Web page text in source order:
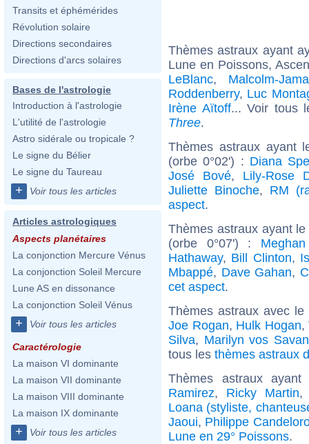
Transits et éphémérides
Révolution solaire
Directions secondaires
Directions d'arcs solaires
Bases de l'astrologie
Introduction à l'astrologie
L'utilité de l'astrologie
Astro sidérale ou tropicale ?
Le signe du Bélier
Le signe du Taureau
+ Voir tous les articles
Articles astrologiques
Aspects planétaires
La conjonction Mercure Vénus
La conjonction Soleil Mercure
Lune AS en dissonance
La conjonction Soleil Vénus
+ Voir tous les articles
Caractérologie
La maison VI dominante
La maison VII dominante
La maison VIII dominante
La maison IX dominante
+ Voir tous les articles
Thèmes astraux ayant
Lune en Poissons,
LeBlanc, Malcolm-
Roddenberry, Luc
Irène Aïtoff... Voir tous
Three.
Thèmes astraux ayant
(orbe 0°02') : Diana
José Bové, Lily-Rose
Juliette Binoche, RM
aspect.
Thèmes astraux ayant
(orbe 0°07') :
Hathaway, Bill Clinton,
Mbappé, Dave Gahan,
cet aspect.
Thèmes astraux avec
Joe Rogan, Hulk Hogan,
Silva, Marilyn vos
tous les thèmes astraux
Thèmes astraux
Ramirez, Ricky Martin
Loana (styliste,
Jaoui, Philippe
Lune en 29° Poissons.